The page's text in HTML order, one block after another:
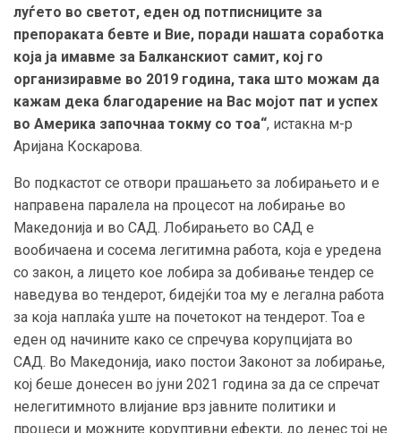
луѓето во светот, еден од потписниците за
препораката бевте и Вие, поради нашата соработка
која ја имавме за Балканскиот самит, кој го
организиравме во 2019 година, така што можам да
кажам дека благодарение на Вас мојот пат и успех
во Америка започнаа токму со тоа“, истакна м-р
Аријана Коскарова.
Во подкастот се отвори прашањето за лобирањето и е
направена паралела на процесот на лобирање во
Македонија и во САД. Лобирањето во САД е
вообичаена и сосема легитимна работа, која е уредена
со закон, а лицето кое лобира за добивање тендер се
наведува во тендерот, бидејќи тоа му е легална работа
за која наплаќа уште на почетокот на тендерот. Тоа е
еден од начините како се спречува корупцијата во
САД. Во Македонија, иако постои Законот за лобирање,
кој беше донесен во јуни 2021 година за да се спречат
нелегитимното влијание врз јавните политики и
процеси и можните коруптивни ефекти, до денес тој не